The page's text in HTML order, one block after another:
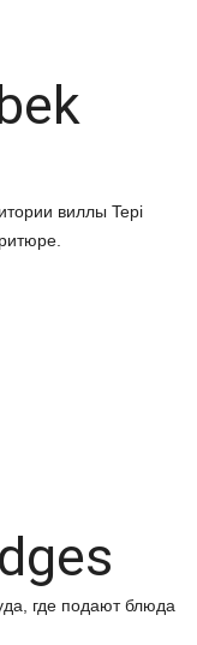
виллы Tepi
где подают блюда